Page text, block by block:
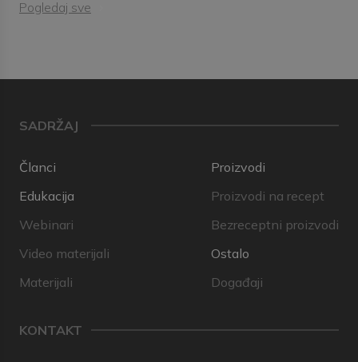
Pogledaj sve
SADRŽAJ
Članci
Edukacija
Webinari
Video materijali
Materijali
Proizvodi
Proizvodi na recept
Bezreceptni proizvodi
Ostalo
Događaji
KONTAKT